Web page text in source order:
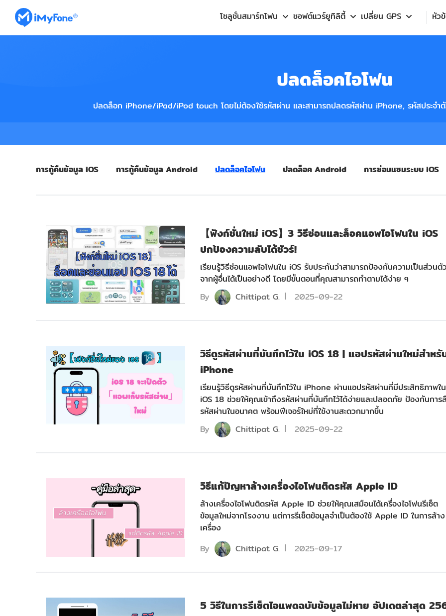
โซลูชั่นสมาร์ทโฟน ซอฟต์แวร์ยูทิลิตี้ เปลี่ยน GPS หัว
ปลดล็อคไอโฟน
ปลดล็อก iPhone/iPad/iPod touch โดยไม่ต้องใช้รหัสผ่าน และสามารถปลดรหัสผ่าน iPhone, รหัสประจำ
การกู้คืนข้อมูล iOS การกู้คืนข้อมูล Android ปลดล็อคไอโฟน ปลดล็อค Android การซ่อมแซมระบบ iOS
【ฟังก์ชั่นใหม่ iOS】3 วิธีซ่อนและล็อคแอพไอโฟนใน iOS
ปกป้องความลับได้ชัวร์!
เรียนรู้วิธีซ่อนแอพไอโฟนใน iOS รับประกันว่าสามารถป้องกันความเป็นส่วนตัว
จากผู้อื่นได้เป็นอย่างดี โดยมีขั้นตอนที่คุณสามารถทำตามได้ง่าย ๆ
By
Chittipat G. 2025-09-22
วิธีดูรหัสผ่านที่บันทึกไว้ใน iOS 18 | แอปรหัสผ่านใหม่สำหรั
iPhone
เรียนรู้วิธีดูรหัสผ่านที่บันทึกไว้ใน iPhone ผ่านแอปรหัสผ่านที่มีประสิทธิภาพใน
iOS 18 ช่วยให้คุณเข้าถึงรหัสผ่านที่บันทึกไว้ได้ง่ายและปลอดภัย ป้องกันการ
รหัสผ่านในอนาคต พร้อมฟีเจอร์ใหม่ที่ใช้งานสะดวกมากขึ้น
By
Chittipat G. 2025-09-22
วิธีแก้ปัญหาล้างเครื่องไอโฟนติดรหัส Apple ID
ล้างเครื่องไอโฟนติดรหัส Apple ID ช่วยให้คุณเสมือนได้เครื่องไอโฟนรีเซ็ต
ข้อมูลใหม่จากโรงงาน แต่การรีเซ็ตข้อมูลจำเป็นต้องใช้ Apple ID ในการล้าง
เครื่อง
By
Chittipat G. 2025-09-17
5 วิธีในการรีเซ็ตไอแพดฉบับข้อมูลไม่หาย อัปเดตล่าสุด